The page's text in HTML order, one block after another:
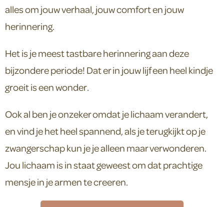
alles om jouw verhaal, jouw comfort en jouw
herinnering.
Het is je meest tastbare herinnering aan deze
bijzondere periode! Dat er in jouw lijf een heel kindje
groeit is een wonder.
Ook al ben je onzeker omdat je lichaam verandert,
en vind je het heel spannend, als je terugkijkt op je
zwangerschap kun je je alleen maar verwonderen.
Jou lichaam is in staat geweest om dat prachtige
mensje in je armen te creeren.